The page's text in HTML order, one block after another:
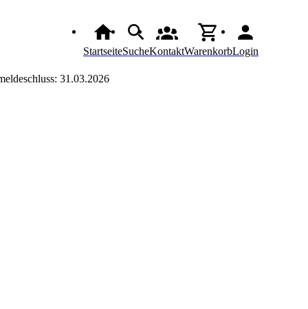
StartseiteSucheKontaktWarenkorbLogin
31.03.2026